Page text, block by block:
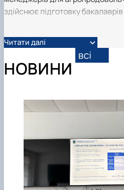
здійснює підготовку
«Логістика», а також магістрів
«Адміністративний
зовнішньоекономічної
приділяється науковій роботі:
конференції та круглі столи.
навчально-методичну
стажуваннях. Кафедра активно
співпрацю з навчальними та
країн Європейського Союзу,
міжнародних проєктах,
стажуваннях. Університетські
Читати далі
НОВИНИ
всі